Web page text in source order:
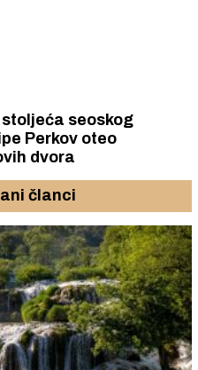
stoljeća seoskog
dvora
članci